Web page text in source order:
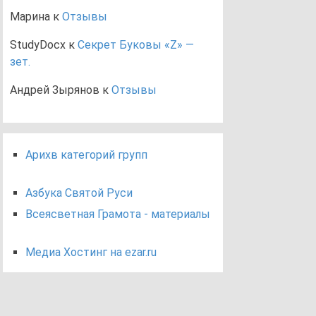
Марина к Отзывы
StudyDocx к Секрет Буковы «Z» —
зет.
Андрей Зырянов к Отзывы
Арихв категорий групп
Азбука Святой Руси
Всеясветная Грамота - материалы
Медиа Хостинг на ezar.ru